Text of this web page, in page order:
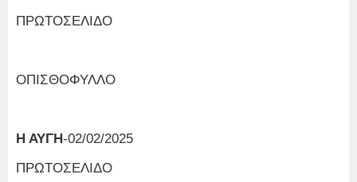
ΠΡΩΤΟΣΕΛΙΔΟ
ΟΠΙΣΘΟΦΥΛΛΟ
Η ΑΥΓΗ-02/02/2025
ΠΡΩΤΟΣΕΛΙΔΟ